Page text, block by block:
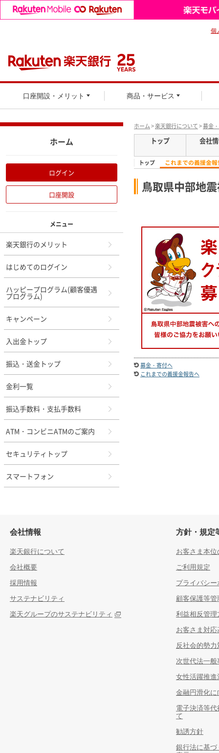
口座開設・メリット 商品・サービス
個
ホーム>楽天銀行について>募金
トップ 会社
トップ これまでの義援金報
鳥取県中部地
募金・寄付へ
これまでの義援金報告へ
ホーム
ログイン
口座開設
メニュー
楽天銀行のメリット
はじめてのログイン
ハッピープログラム(顧客優遇
プログラム)
キャンペーン
入出金トップ
振込・送金トップ
金利一覧
振込手数料・支払手数料
ATM・コンビニATMのご案内
セキュリティトップ
スマートフォン
会社情報
楽天銀行について
会社概要
採用情報
サステナビリティ
楽天グループのサステナビリティ
方針・規定
お客さま本
ご利用規定
プライバシー
顧客保護等管
利益相反管理
お客さま対応
反社会的勢
次世代法一
女性活躍推
金融円滑化
電子決済等
て
勧誘方針
銀行法に基